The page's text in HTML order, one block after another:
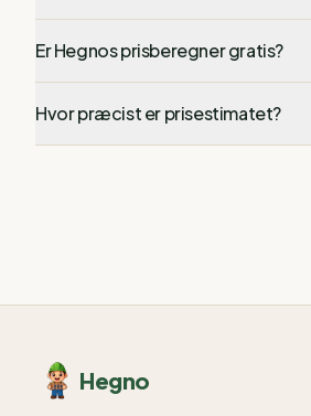
Er Hegnos prisberegner gratis?
Hvor præcist er prisestimatet?
Hegno